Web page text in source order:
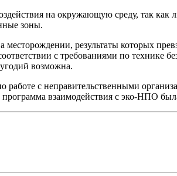
на окружающую среду, так
зоны.
результаты которых
с требованиями по технике
возможна.
с неправительственными
взаимодействия с эко-НПО